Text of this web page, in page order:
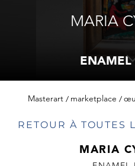
MARIA
ENAMEL
Masterart marketplace
RETOUR À TOUTES
MARIA